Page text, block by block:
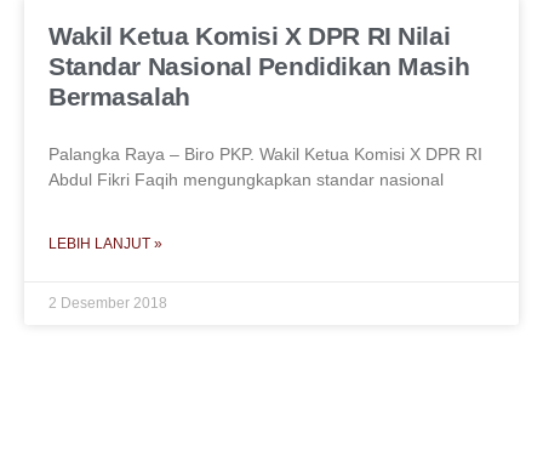
Wakil Ketua Komisi X DPR RI Nilai
Standar Nasional Pendidikan Masih
Bermasalah
Palangka Raya – Biro PKP. Wakil Ketua Komisi X DPR RI
Abdul Fikri Faqih mengungkapkan standar nasional
LEBIH LANJUT »
2 Desember 2018